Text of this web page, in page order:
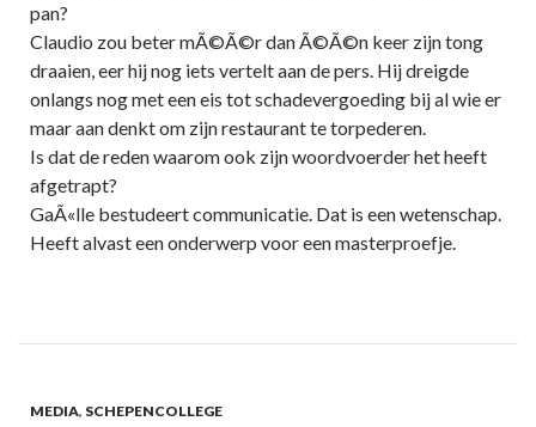
pan?
Claudio zou beter mÃ©Ã©r dan Ã©Ã©n keer zijn tong
draaien, eer hij nog iets vertelt aan de pers. Hij dreigde
onlangs nog met een eis tot schadevergoeding bij al wie er
maar aan denkt om zijn restaurant te torpederen.
Is dat de reden waarom ook zijn woordvoerder het heeft
afgetrapt?
GaÃ«lle bestudeert communicatie. Dat is een wetenschap.
Heeft alvast een onderwerp voor een masterproefje.
MEDIA, SCHEPENCOLLEGE